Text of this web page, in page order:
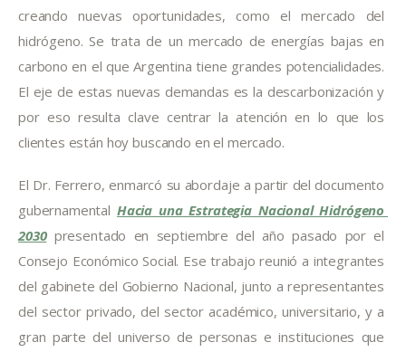
creando nuevas oportunidades, como el mercado del
hidrógeno. Se trata de un mercado de energías bajas en
carbono en el que Argentina tiene grandes potencialidades.
El eje de estas nuevas demandas es la descarbonización y
por eso resulta clave centrar la atención en lo que los
clientes están hoy buscando en el mercado.
El Dr. Ferrero, enmarcó su abordaje a partir del documento
gubernamental Hacia una Estrategia Nacional Hidrógeno
2030 presentado en septiembre del año pasado por el
Consejo Económico Social. Ese trabajo reunió a integrantes
del gabinete del Gobierno Nacional, junto a representantes
del sector privado, del sector académico, universitario, y a
gran parte del universo de personas e instituciones que